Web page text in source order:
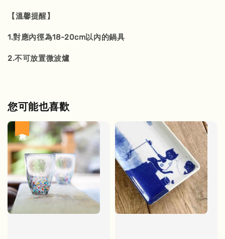
【溫馨提醒】
1.對應內徑為18-20cm以內的鍋具
2.不可放置微波爐
您可能也喜歡